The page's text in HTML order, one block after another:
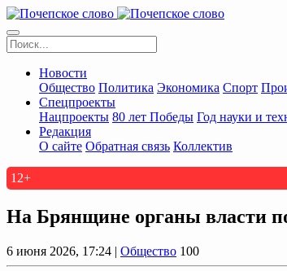
Новости
Общество Политика Экономика Спорт
Спецпроекты
Нацпроекты 80 лет Победы Год науки и
Редакция
О сайте Обратная связь Коллектив
12+
На Брянщине органы власти
6 июня 2026, 17:24 | Общество 100